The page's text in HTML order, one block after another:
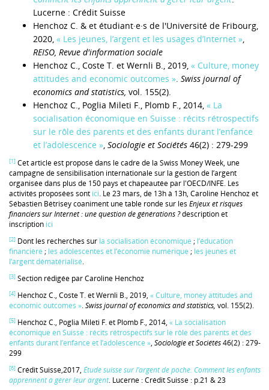
Lucerne : Crédit Suisse
Henchoz C. & et étudiant·e·s de l'Université de Fribourg,
2020, « Les jeunes, l’argent et les usages d’Internet »,
REISO, Revue d'information sociale
Henchoz C., Coste T. et Wernli B., 2019, « Culture, money
attitudes and economic outcomes ». Swiss journal of
economics and statistics, vol. 155(2).
Henchoz C., Poglia Mileti F., Plomb F., 2014, « La
socialisation économique en Suisse : récits rétrospectifs
sur le rôle des parents et des enfants durant l’enfance
et l’adolescence », Sociologie et Sociétés 46(2) : 279-299
[1] Cet article est proposé dans le cadre de la Swiss Money Week, une
campagne de sensibilisation internationale sur la gestion de l’argent
organisée dans plus de 150 pays et chapeautée par l'OECD/INFE. Les
activités proposées sont ici. Le 23 mars, de 13h à 13h, Caroline Henchoz et
Sébastien Bétrisey coaniment une table ronde sur les Enjeux et risques
financiers sur Internet : une question de générations ?description et
inscription ici
[2] Dont les recherches sur la socialisation économique ; l’éducation
financière ; les adolescentes et l’économie numérique ; les jeunes et
l’argent dématérialisé.
[3] Section rédigée par Caroline Henchoz
[4] Henchoz C., Coste T. et Wernli B., 2019, « Culture, money attitudes and
economic outcomes ».Swiss journal of economics and statistics, vol. 155(2).
[5] Henchoz C., Poglia Mileti F. et Plomb F., 2014, « La socialisation
économique en Suisse : récits rétrospectifs sur le rôle des parents et des
enfants durant l’enfance et l’adolescence », Sociologie et Sociétés46(2) : 279-
299
[6] Crédit Suisse,2017, Étude suisse sur l’argent de poche. Comment les enfants
apprennent à gérer leur argent. Lucerne : Crédit Suisse : p.21 & 23